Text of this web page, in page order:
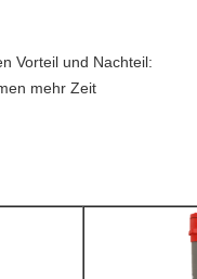
Vorteil und Nachteil:
mehr Zeit